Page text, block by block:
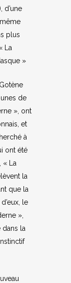
d’une
plus
La
»
de
», ont
et
à
ont été
« La
la
que la
le
»,
la